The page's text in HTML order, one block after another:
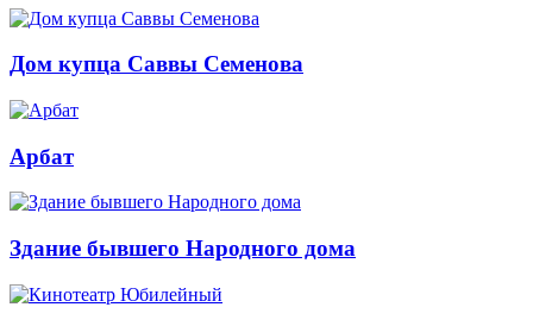
Дом купца Саввы Семенова
Арбат
Здание бывшего Народного дома